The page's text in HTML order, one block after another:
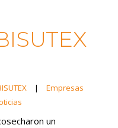
|
Empresas
un